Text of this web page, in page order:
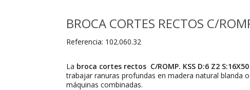
BROCA CORTES RECTOS C/
Referencia: 102.060.32
La broca cortes rectos C/ROMP. KSS D:6 Z2 S:16X50
trabajar ranuras profundas en madera natural blanda
máquinas combinadas.